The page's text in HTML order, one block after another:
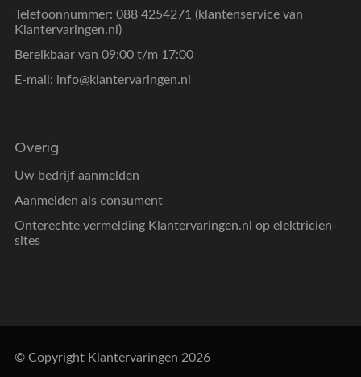
Telefoonnummer: 088 4254271 (klantenservice van
Klantervaringen.nl)
Bereikbaar van 09:00 t/m 17:00
E-mail: info@klantervaringen.nl
Overig
Uw bedrijf aanmelden
Aanmelden als consument
Onterechte vermelding Klantervaringen.nl op elektricien-
sites
© Copyright Klantervaringen 2026